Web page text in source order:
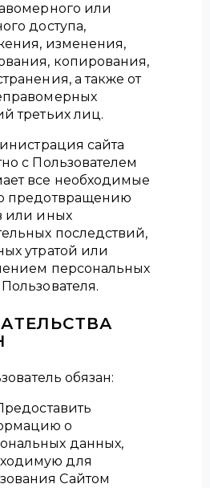
или
доступа,
изменения,
копирования,
а также от
третьих лиц.
сайта
с Пользователем
все необходимые
предотвращению
или иных
последствий,
утратой или
персональных
обязан:
Предоставить
о
данных,
для
Сайтом